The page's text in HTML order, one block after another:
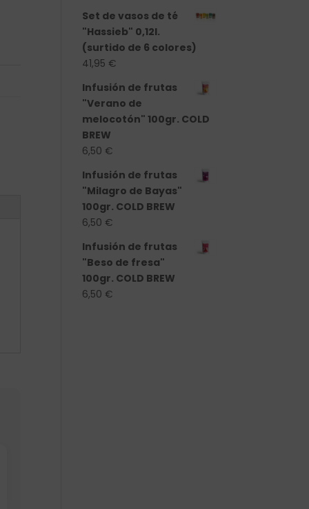
Set de vasos de té
"Hassieb" 0,12l.
(surtido de 6 colores)
41,95 €
Infusión de frutas
"Verano de
melocotón" 100gr. COLD
BREW
6,50 €
Infusión de frutas
"Milagro de Bayas"
100gr. COLD BREW
6,50 €
Infusión de frutas
"Beso de fresa"
100gr. COLD BREW
6,50 €